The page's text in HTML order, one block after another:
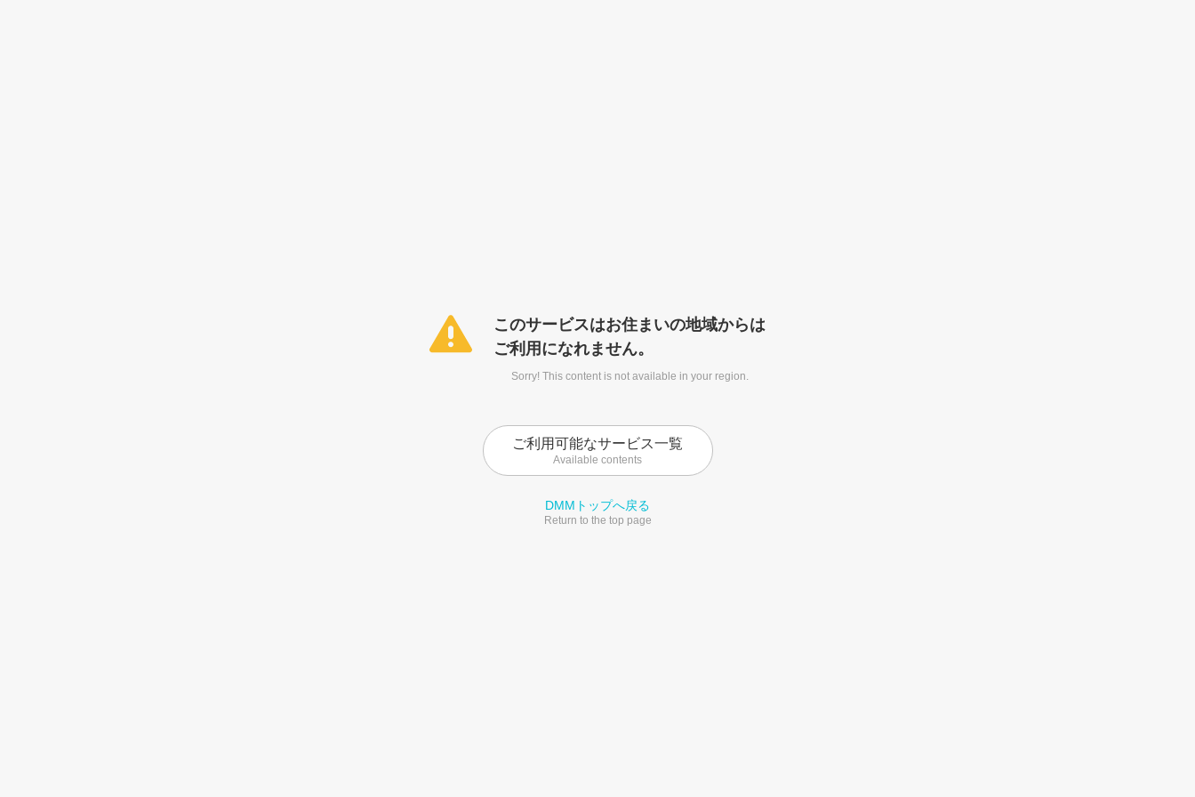
このサービスはお住まいの地域からは
ご利用になれません。
Sorry! This content is not available in your region.
ご利用可能なサービス一覧
Available contents
DMMトップへ戻る
Return to the top page